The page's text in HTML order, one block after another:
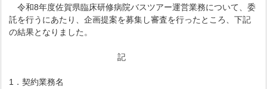
令和8年度佐賀県臨床研修病院バスツアー運営業務について、委
託を行うにあたり、企画提案を募集し審査を行ったところ、下記
の結果となりました。
記
1．契約業務名